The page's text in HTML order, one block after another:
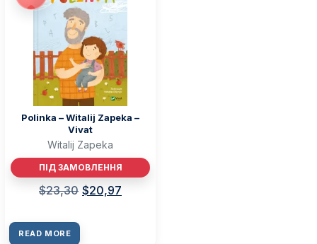
Polinka – Witalij Zapeka –
Vivat
Witalij Zapeka
ПІД ЗАМОВЛЕННЯ
$23,30 $20,97
READ MORE